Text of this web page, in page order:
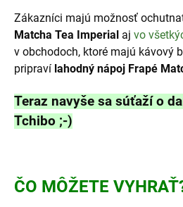
Zákazníci majú možnosť
Matcha Tea Imperial aj vo
v obchodoch, ktoré majú kávový
pripraví lahodný nápoj Frapé
Teraz navyše sa súťaží o
Tchibo ;-)
ČO MÔŽETE